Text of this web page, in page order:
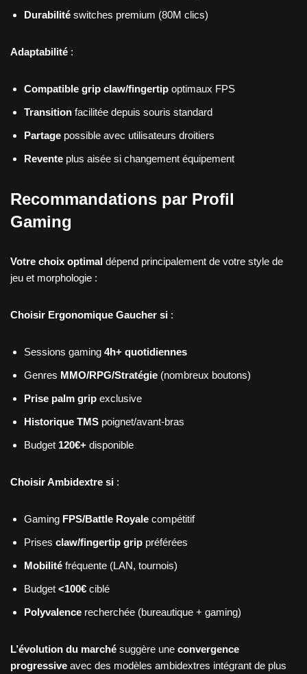
Durabilité switches premium (80M clics)
Adaptabilité :
Compatible grip claw/fingertip optimaux FPS
Transition facilitée depuis souris standard
Partage possible avec utilisateurs droitiers
Revente plus aisée si changement équipement
Recommandations par Profil
Gaming
Votre choix optimal dépend principalement de votre style de
jeu et morphologie :
Choisir Ergonomique Gaucher si :
Sessions gaming 4h+ quotidiennes
Genres MMO/RPG/Stratégie (nombreux boutons)
Prise palm grip exclusive
Historique TMS poignet/avant-bras
Budget 120€+ disponible
Choisir Ambidextre si :
Gaming FPS/Battle Royale compétitif
Prises claw/fingertip grip préférées
Mobilité fréquente (LAN, tournois)
Budget <100€ ciblé
Polyvalence recherchée (bureautique + gaming)
L’évolution du marché suggère une convergence
progressive avec des modèles ambidextres intégrant de plus